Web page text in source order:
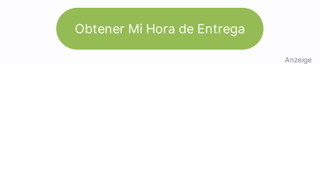
Obtener Mi Hora de Entrega
Anzeige